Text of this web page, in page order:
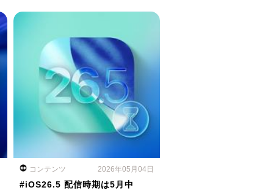
コンテンツ 2026年05月04日
#iOS26.5 配信時期は5月中